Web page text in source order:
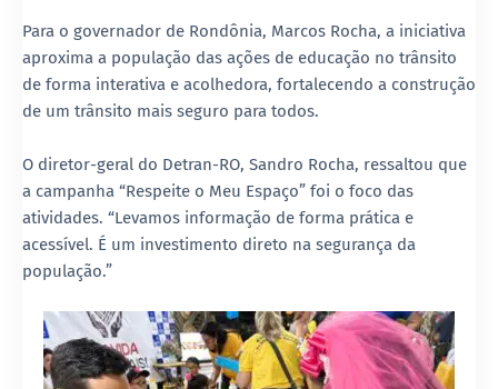
Para o governador de Rondônia, Marcos Rocha, a iniciativa
aproxima a população das ações de educação no trânsito
de forma interativa e acolhedora, fortalecendo a construção
de um trânsito mais seguro para todos.
O diretor-geral do Detran-RO, Sandro Rocha, ressaltou que
a campanha “Respeite o Meu Espaço” foi o foco das
atividades. “Levamos informação de forma prática e
acessível. É um investimento direto na segurança da
população.”